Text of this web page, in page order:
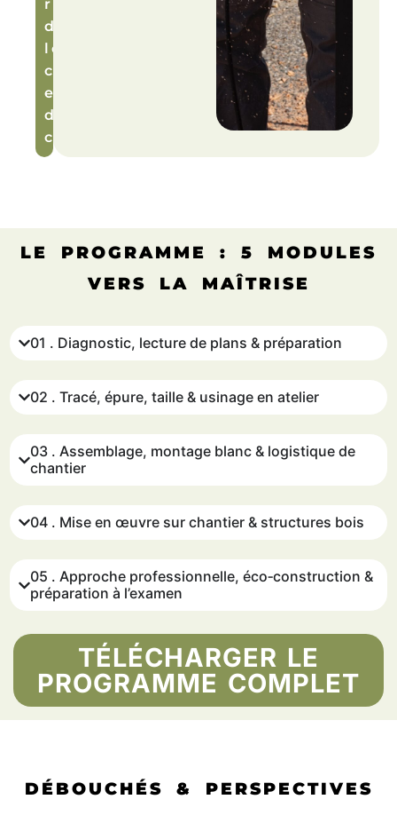
réflexes
de
logistique
chantier
et
d’éco-
construction.
LE PROGRAMME : 5 MODULES
VERS LA MAÎTRISE
01 . Diagnostic, lecture de plans & préparation
02 . Tracé, épure, taille & usinage en atelier
03 . Assemblage, montage blanc & logistique de
chantier
04 . Mise en œuvre sur chantier & structures bois
05 . Approche professionnelle, éco‑construction &
préparation à l’examen
TÉLÉCHARGER LE
PROGRAMME COMPLET
DÉBOUCHÉS & PERSPECTIVES